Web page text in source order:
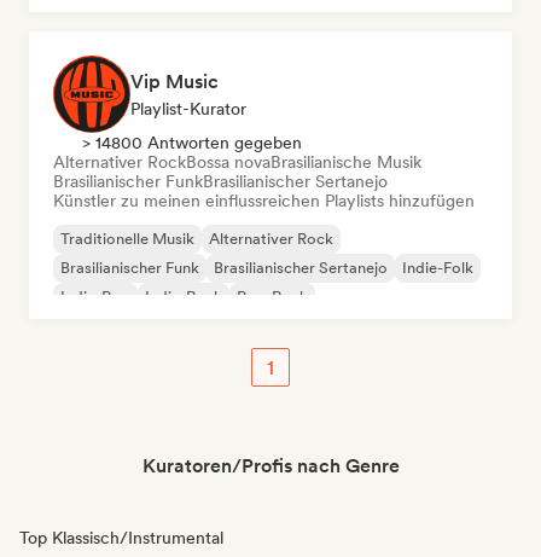
Vip Music
Playlist-Kurator
> 14800 Antworten gegeben
Alternativer RockBossa novaBrasilianische Musik
Brasilianischer FunkBrasilianischer Sertanejo
Künstler zu meinen einflussreichen Playlists hinzufügen
Traditionelle Musik
Alternativer Rock
Brasilianischer Funk
Brasilianischer Sertanejo
Indie-Folk
Indie-Pop
Indie-Rock Pop-Rock
1
Kuratoren/Profis nach Genre
Top Klassisch/Instrumental